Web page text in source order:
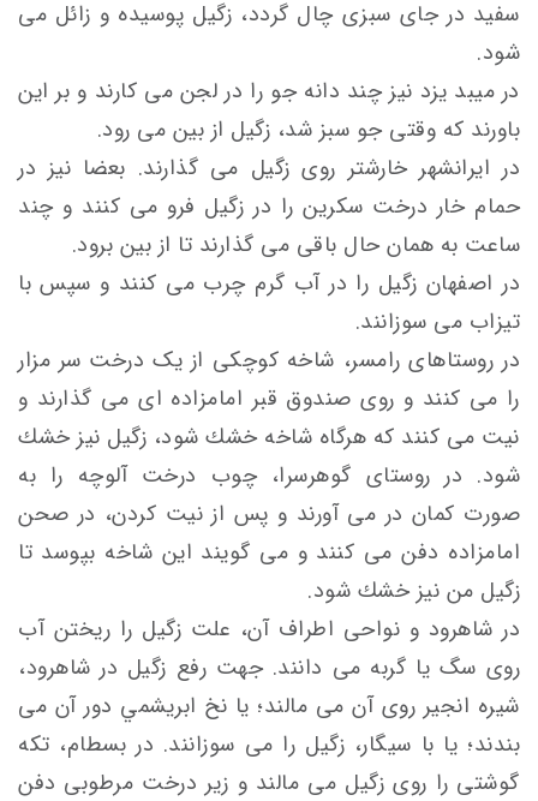
سفيد در جای سبزی چال گردد، زگيل پوسیده و زائل می
شود.
در میبد یزد نیز چند دانه جو را در لجن می کارند و بر این
باورند که وقتی جو سبز شد، زگیل از بین می رود.
در ایرانشهر خارشتر روی زگیل می گذارند. بعضا نیز در
حمام خار درخت سکرین را در زگیل فرو می کنند و چند
ساعت به همان حال باقی می گذارند تا از بین برود.
در اصفهان زگیل را در آب گرم چرب می کنند و سپس با
تیزاب می سوزانند.
در روستاهای رامسر، شاخه كوچكی از یک درخت سر مزار
را می كنند و روی صندوق قبر امامزاده ای می گذارند و
نيت می کنند که هرگاه شاخه خشك شود، زگيل نيز خشك
شود. در روستای گوهرسرا، چوب درخت آلوچه را به
صورت كمان در می آورند و پس از نيت کردن، در صحن
امامزاده دفن می كنند و می گويند اين شاخه بپوسد تا
زگیل من نیز خشك شود.
در شاهرود و نواحی اطراف آن، علت زگیل را ریختن آب
روی سگ یا گربه می دانند. جهت رفع زگیل در شاهرود،
شيره انجير روی آن می مالند؛ یا نخ ابريشمي دور آن می
بندند؛ یا با سيگار، زگيل را می سوزانند. در بسطام، تكه
گوشتی را روی زگيل می مالند و زير درخت مرطوبی دفن